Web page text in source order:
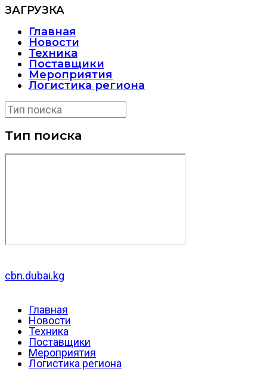
ЗАГРУЗКА
Главная
Новости
Техника
Поставщики
Мероприятия
Логистика региона
Тип поиска
cbn.dubai.kg
Главная
Новости
Техника
Поставщики
Мероприятия
Логистика региона